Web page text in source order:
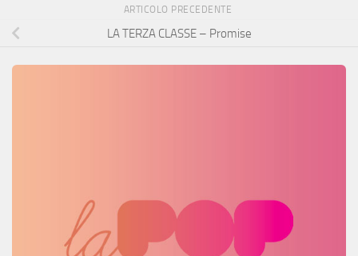
ARTICOLO PRECEDENTE
LA TERZA CLASSE – Promise